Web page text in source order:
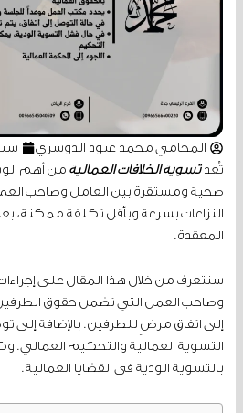
المحامي محمد عبود الدوسري
تُعدتسوية الخلافات العمالية من أهم
صحية ومستقرة بين العامل وصاحب
النزاعات بسرعة وبأقل تكلفة ممكنة،
المعقدة.
سنتعرف من خلال هذا المقال على
وصاحب العمل التي تضمن حقوق
إلى اتفاق مرضٍ للطرفين. بالإضافة إلى
التسوية العمالية والتحكيم العمالي.
بالتسوية الودية في القضايا العمالية.